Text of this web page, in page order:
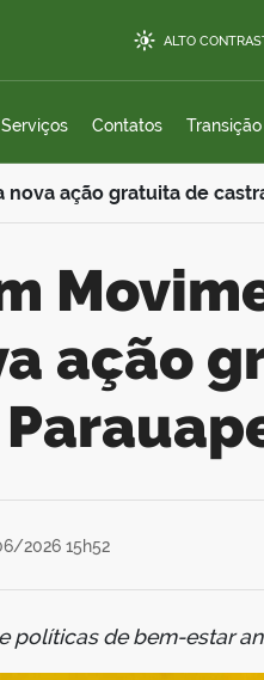
ALTO
Contatos
ação gratuita de
ação
2026 15h52
de bem-estar